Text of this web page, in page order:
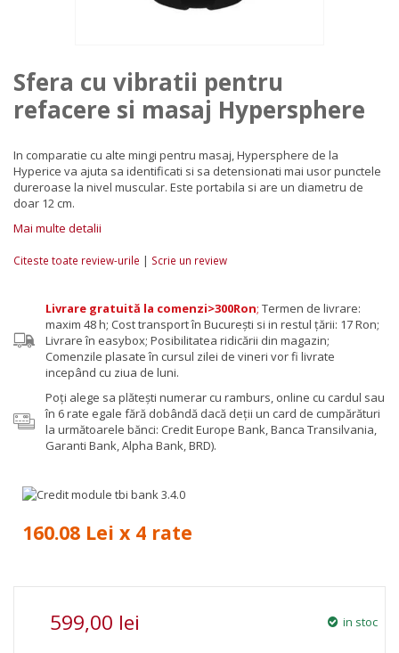
Sfera cu vibratii pentru
refacere si masaj Hypersphere
In comparatie cu alte mingi pentru masaj, Hypersphere de la
Hyperice va ajuta sa identificati si sa detensionati mai usor punctele
dureroase la nivel muscular. Este portabila si are un diametru de
doar 12 cm.
Mai multe detalii
Citeste toate review-urile | Scrie un review
Livrare gratuită la comenzi>300Ron; Termen de livrare:
maxim 48 h; Cost transport în București si in restul țării: 17 Ron;
Livrare în easybox; Posibilitatea ridicării din magazin;
Comenzile plasate în cursul zilei de vineri vor fi livrate
incepând cu ziua de luni.
Poţi alege sa plăteşti numerar cu ramburs, online cu cardul sau
în 6 rate egale fără dobândă dacă deții un card de cumpărături
la următoarele bănci: Credit Europe Bank, Banca Transilvania,
Garanti Bank, Alpha Bank, BRD).
160.08 Lei x 4 rate
599,00 lei in stoc